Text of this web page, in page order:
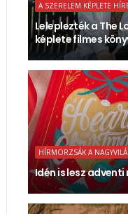
A SZERELEM KÉPLETE
Leleplezték a The
képlete filmes
HÍRMORZSÁK A
Idén is lesz